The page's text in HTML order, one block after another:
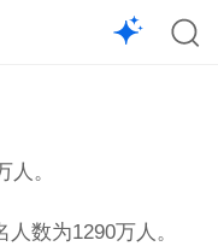
。
数为1290万人。